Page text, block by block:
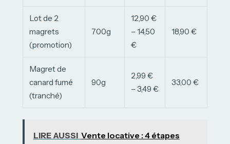
Lot de 2
magrets
(promotion)
700g
12,90 €
– 14,50
€
18,90 €
Magret de
canard fumé
(tranché)
90g
2,99 €
– 3,49 €
33,00 €
LIRE AUSSI Vente locative : 4 étapes